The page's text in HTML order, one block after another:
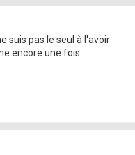
suis pas le seul à l'avoir
encore une fois